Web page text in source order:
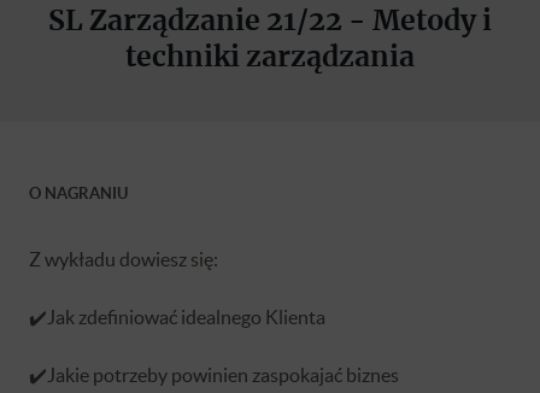
SL Zarządzanie 21/22 - Metody i
techniki zarządzania
O NAGRANIU
Z wykładu dowiesz się:
✔️Jak zdefiniować idealnego Klienta
✔️Jakie potrzeby powinien zaspokajać biznes